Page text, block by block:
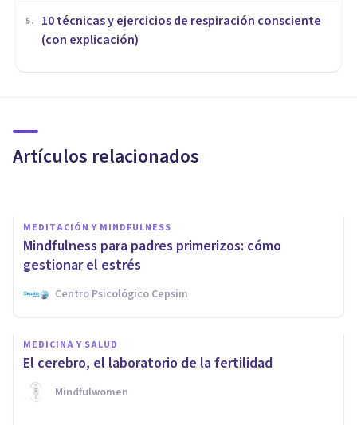
5.
10 técnicas y ejercicios de respiración consciente
(con explicación)
Artículos relacionados
Así es la intervención
problemas de fertilidad
MEDITACIÓN Y MINDFULNESS
Mindfulness para padres primerizos: cómo
gestionar el estrés
Centro Psicológico Cepsim
MEDICINA Y SALUD
El cerebro, el laboratorio de la fertilidad
Mindfulwomen
PSICOLOGÍA CLÍNICA
Tips para gestionar la
ansiedad en el proceso de
quedarse embarazada